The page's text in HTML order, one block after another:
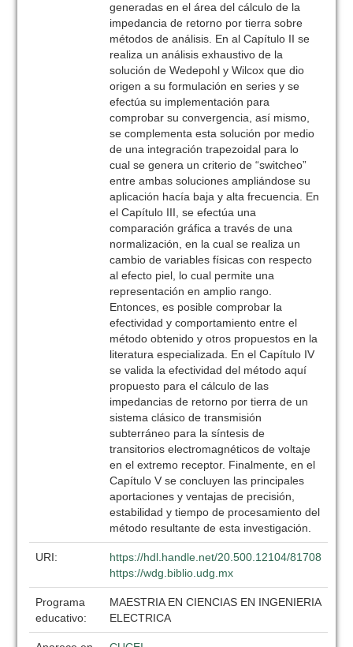
generadas en el área del cálculo de la
impedancia de retorno por tierra sobre
métodos de análisis. En al Capítulo II se
realiza un análisis exhaustivo de la
solución de Wedepohl y Wilcox que dio
origen a su formulación en series y se
efectúa su implementación para
comprobar su convergencia, así mismo,
se complementa esta solución por medio
de una integración trapezoidal para lo
cual se genera un criterio de “switcheo”
entre ambas soluciones ampliándose su
aplicación hacía baja y alta frecuencia. En
el Capítulo III, se efectúa una
comparación gráfica a través de una
normalización, en la cual se realiza un
cambio de variables físicas con respecto
al efecto piel, lo cual permite una
representación en amplio rango.
Entonces, es posible comprobar la
efectividad y comportamiento entre el
método obtenido y otros propuestos en la
literatura especializada. En el Capítulo IV
se valida la efectividad del método aquí
propuesto para el cálculo de las
impedancias de retorno por tierra de un
sistema clásico de transmisión
subterráneo para la síntesis de
transitorios electromagnéticos de voltaje
en el extremo receptor. Finalmente, en el
Capítulo V se concluyen las principales
aportaciones y ventajas de precisión,
estabilidad y tiempo de procesamiento del
método resultante de esta investigación.
URI:
https://hdl.handle.net/20.500.12104/81708
https://wdg.biblio.udg.mx
Programa
educativo:
MAESTRIA EN CIENCIAS EN INGENIERIA
ELECTRICA